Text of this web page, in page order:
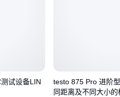
试设备LIN
testo 875 Pro 进阶
同距离及不同大小